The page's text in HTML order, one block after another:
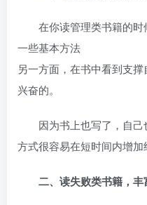
在你读管理类书籍的
一些基本方法
另一方面，在书中看到支
兴奋的。
因为书上也写了，自己
方式很容易在短时间内增加
二、读失败类书籍，